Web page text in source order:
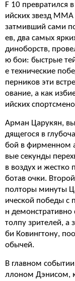
F 10 превратился
ийских звезд ММА
затмивший сами
ев, два самых
диноборств,
ю бои: быстрые
е технические
перников эти
ование, а как
ийских
Арман Царукян,
дящегося в
бой в фирменном
вые секунды
в воздух и жестко
ботав очки.
полторы минуты
ической победы с
н демонстративно
толпу зрителей, а
би Ковингтону,
обычей.
В главном
ллоном Дэнисом,